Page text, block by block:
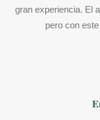
gran experiencia. El
pero con